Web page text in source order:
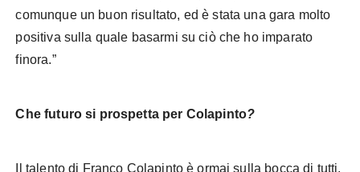
comunque un buon risultato, ed è stata una gara molto
positiva sulla quale basarmi su ciò che ho imparato
finora.”
Che futuro si prospetta per Colapinto?
Il talento di Franco Colapinto è ormai sulla bocca di tutti,